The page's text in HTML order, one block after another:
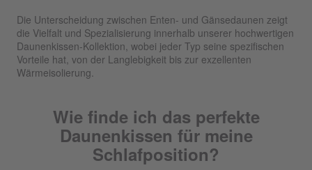
Die Unterscheidung zwischen Enten- und Gänsedaunen zeigt
die Vielfalt und Spezialisierung innerhalb unserer hochwertigen
Daunenkissen-Kollektion, wobei jeder Typ seine spezifischen
Vorteile hat, von der Langlebigkeit bis zur exzellenten
Wärmeisolierung.
Wie finde ich das perfekte
Daunenkissen für meine
Schlafposition?